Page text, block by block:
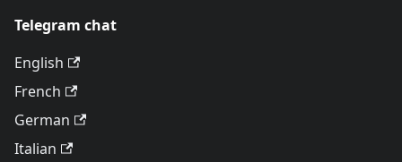
Telegram chat
English
French
German
Italian